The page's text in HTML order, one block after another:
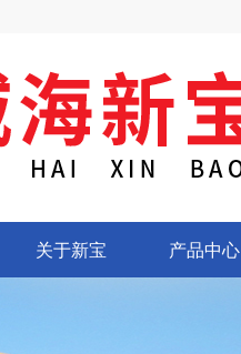
关于新宝 产品中心